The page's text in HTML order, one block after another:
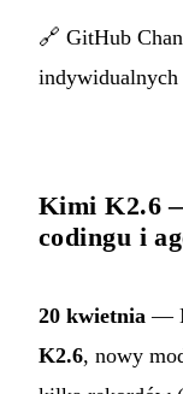
🔗 GitHub
indywidualnych
Kimi K2.6
codingu i
20 kwietnia —
K2.6, nowy